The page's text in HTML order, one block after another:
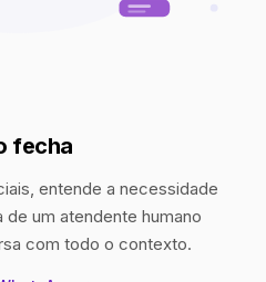
fecha
entende a necessidade
um atendente humano
com todo o contexto.